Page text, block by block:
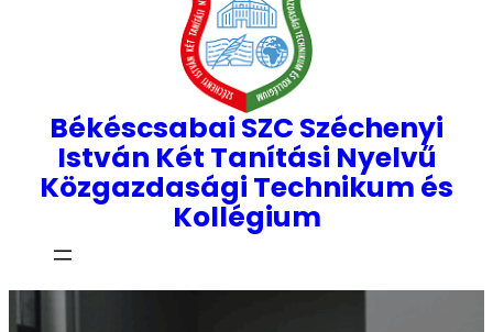
Békéscsabai SZC Széchenyi
István Két Tanítási Nyelvű
Közgazdasági Technikum és
Kollégium